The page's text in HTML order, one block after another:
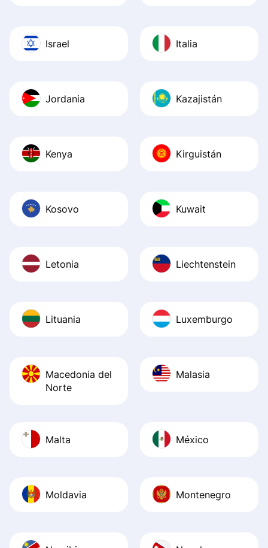
Israel Italia
Jordania Kazajistán
Kenya Kirguistán
Kosovo Kuwait
Letonia Liechtenstein
Lituania Luxemburgo
Macedonia del
Norte
Malasia
Malta México
Moldavia Montenegro